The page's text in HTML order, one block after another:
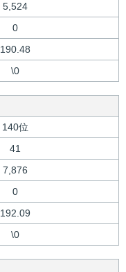
5,524
0
190.48
\0
140位
41
7,876
0
192.09
\0